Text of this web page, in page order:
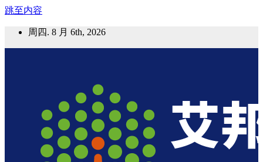
跳至内容
周四. 8 月 6th, 2026